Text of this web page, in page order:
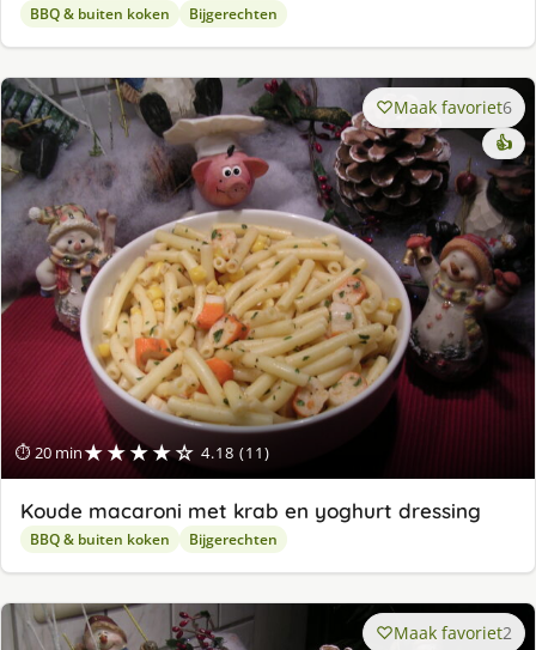
BBQ & buiten koken Bijgerechten
⏱ 20 min★★★★☆ 4.18 (11)
Maak favoriet6
👍
Koude macaroni met krab en yoghurt dressing
BBQ & buiten koken Bijgerechten
Maak favoriet2